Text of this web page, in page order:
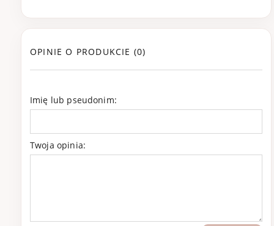
OPINIE O PRODUKCIE (0)
Imię lub pseudonim:
Twoja opinia: